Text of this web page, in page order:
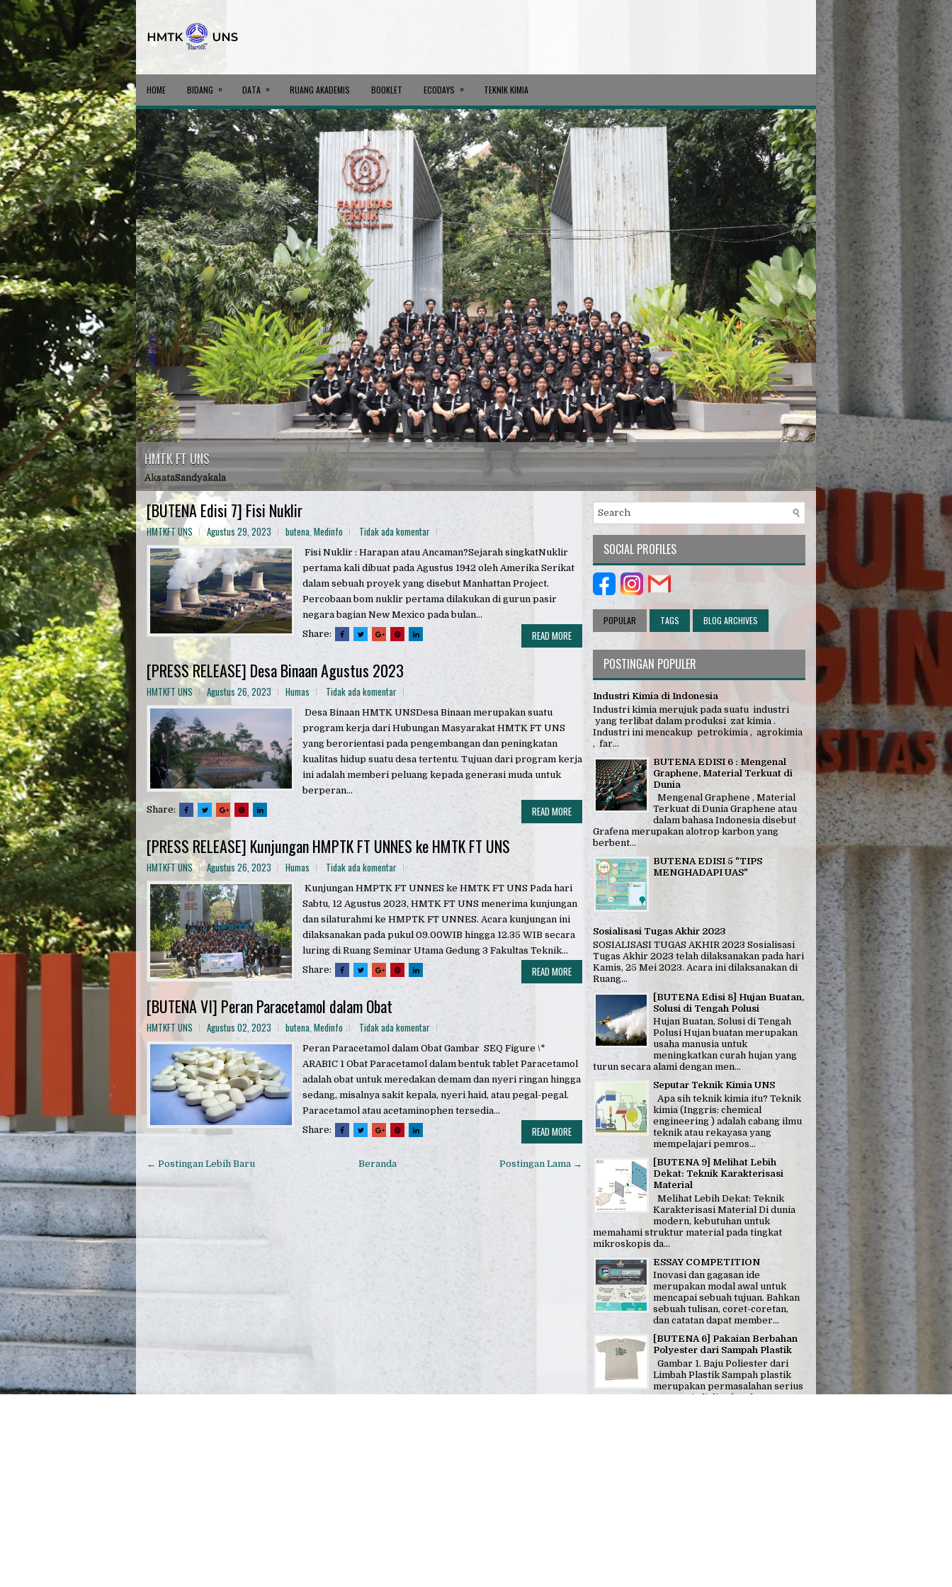
HOME BIDANG » DATA » RUANG AKADEMIS BOOKLET ECODAYS » TEKNIK KIMIA
HMTK FT UNS
AksataSandyakala
[BUTENA Edisi 7] Fisi Nuklir
HMTKFT UNS Agustus 29, 2023 butena, Medinfo Tidak ada komentar
Fisi Nuklir : Harapan atau Ancaman?Sejarah singkatNuklir
pertama kali dibuat pada Agustus 1942 oleh Amerika Serikat
dalam sebuah proyek yang disebut Manhattan Project.
Percobaan bom nuklir pertama dilakukan di gurun pasir
negara bagian New Mexico pada bulan...
Share:
READ MORE
[PRESS RELEASE] Desa Binaan Agustus 2023
HMTKFT UNS Agustus 26, 2023 Humas Tidak ada komentar
Desa Binaan HMTK UNSDesa Binaan merupakan suatu
program kerja dari Hubungan Masyarakat HMTK FT UNS
yang berorientasi pada pengembangan dan peningkatan
kualitas hidup suatu desa tertentu. Tujuan dari program kerja
ini adalah memberi peluang kepada generasi muda untuk
berperan...
Share:
READ MORE
[PRESS RELEASE] Kunjungan HMPTK FT UNNES ke HMTK FT UNS
HMTKFT UNS Agustus 26, 2023 Humas Tidak ada komentar
Kunjungan HMPTK FT UNNES ke HMTK FT UNS Pada hari
Sabtu, 12 Agustus 2023, HMTK FT UNS menerima kunjungan
dan silaturahmi ke HMPTK FT UNNES. Acara kunjungan ini
dilaksanakan pada pukul 09.00WIB hingga 12.35 WIB secara
luring di Ruang Seminar Utama Gedung 3 Fakultas Teknik...
Share:
READ MORE
[BUTENA VI] Peran Paracetamol dalam Obat
HMTKFT UNS Agustus 02, 2023 butena, Medinfo Tidak ada komentar
Peran Paracetamol dalam Obat Gambar SEQ Figure \*
ARABIC 1 Obat Paracetamol dalam bentuk tablet Paracetamol
adalah obat untuk meredakan demam dan nyeri ringan hingga
sedang, misalnya sakit kepala, nyeri haid, atau pegal-pegal.
Paracetamol atau acetaminophen tersedia...
Share:
READ MORE
← Postingan Lebih Baru Postingan Lama →
Beranda
SOCIAL PROFILES
POPULAR TAGS BLOG ARCHIVES
POSTINGAN POPULER
Industri Kimia di Indonesia
Industri kimia merujuk pada suatu industri
yang terlibat dalam produksi zat kimia .
Industri ini mencakup petrokimia , agrokimia
, far...
BUTENA EDISI 6 : Mengenal
Graphene, Material Terkuat di
Dunia
Mengenal Graphene , Material
Terkuat di Dunia Graphene atau
dalam bahasa Indonesia disebut
Grafena merupakan alotrop karbon yang
berbent...
BUTENA EDISI 5 "TIPS
MENGHADAPI UAS"
Sosialisasi Tugas Akhir 2023
SOSIALISASI TUGAS AKHIR 2023 Sosialisasi
Tugas Akhir 2023 telah dilaksanakan pada hari
Kamis, 25 Mei 2023. Acara ini dilaksanakan di
Ruang...
[BUTENA Edisi 8] Hujan Buatan,
Solusi di Tengah Polusi
Hujan Buatan, Solusi di Tengah
Polusi Hujan buatan merupakan
usaha manusia untuk
meningkatkan curah hujan yang
turun secara alami dengan men...
Seputar Teknik Kimia UNS
Apa sih teknik kimia itu? Teknik
kimia (Inggris: chemical
engineering ) adalah cabang ilmu
teknik atau rekayasa yang
mempelajari pemros...
[BUTENA 9] Melihat Lebih
Dekat: Teknik Karakterisasi
Material
Melihat Lebih Dekat: Teknik
Karakterisasi Material Di dunia
modern, kebutuhan untuk
memahami struktur material pada tingkat
mikroskopis da...
ESSAY COMPETITION
Inovasi dan gagasan ide
merupakan modal awal untuk
mencapai sebuah tujuan. Bahkan
sebuah tulisan, coret-coretan,
dan catatan dapat member...
[BUTENA 6] Pakaian Berbahan
Polyester dari Sampah Plastik
Gambar 1. Baju Poliester dari
Limbah Plastik Sampah plastik
merupakan permasalahan serius
yang terjadi di seluruh negara